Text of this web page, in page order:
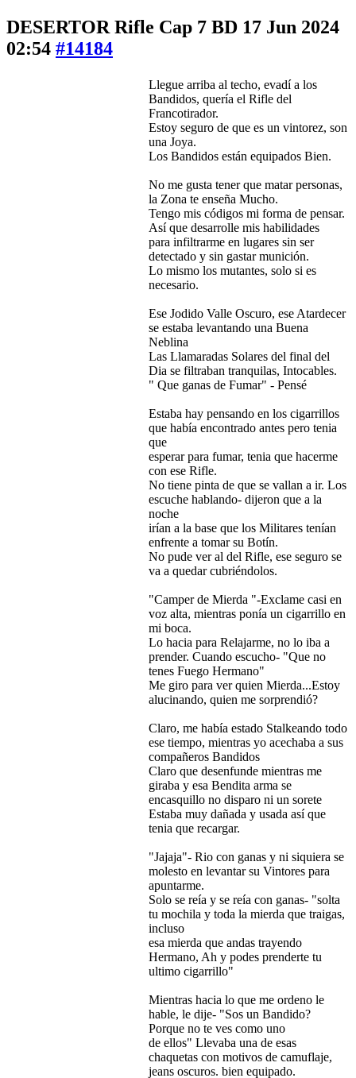
DESERTOR Rifle Cap 7 BD 17 Jun 2024
02:54 #14184
Llegue arriba al techo, evadí a los
Bandidos, quería el Rifle del
Francotirador.
Estoy seguro de que es un vintorez, son
una Joya.
Los Bandidos están equipados Bien.
No me gusta tener que matar personas,
la Zona te enseña Mucho.
Tengo mis códigos mi forma de pensar.
Así que desarrolle mis habilidades
para infiltrarme en lugares sin ser
detectado y sin gastar munición.
Lo mismo los mutantes, solo si es
necesario.
Ese Jodido Valle Oscuro, ese Atardecer
se estaba levantando una Buena
Neblina
Las Llamaradas Solares del final del
Dia se filtraban tranquilas, Intocables.
" Que ganas de Fumar" - Pensé
Estaba hay pensando en los cigarrillos
que había encontrado antes pero tenia
que
esperar para fumar, tenia que hacerme
con ese Rifle.
No tiene pinta de que se vallan a ir. Los
escuche hablando- dijeron que a la
noche
irían a la base que los Militares tenían
enfrente a tomar su Botín.
No pude ver al del Rifle, ese seguro se
va a quedar cubriéndolos.
"Camper de Mierda "-Exclame casi en
voz alta, mientras ponía un cigarrillo en
mi boca.
Lo hacia para Relajarme, no lo iba a
prender. Cuando escucho- "Que no
tenes Fuego Hermano"
Me giro para ver quien Mierda...Estoy
alucinando, quien me sorprendió?
Claro, me había estado Stalkeando todo
ese tiempo, mientras yo acechaba a sus
compañeros Bandidos
Claro que desenfunde mientras me
giraba y esa Bendita arma se
encasquillo no disparo ni un sorete
Estaba muy dañada y usada así que
tenia que recargar.
"Jajaja"- Rio con ganas y ni siquiera se
molesto en levantar su Vintores para
apuntarme.
Solo se reía y se reía con ganas- "solta
tu mochila y toda la mierda que traigas,
incluso
esa mierda que andas trayendo
Hermano, Ah y podes prenderte tu
ultimo cigarrillo"
Mientras hacia lo que me ordeno le
hable, le dije- "Sos un Bandido?
Porque no te ves como uno
de ellos" Llevaba una de esas
chaquetas con motivos de camuflaje,
jeans oscuros. bien equipado.